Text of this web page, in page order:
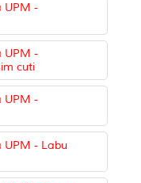
UPM -
UPM -
cuti
UPM -
UPM - Labu